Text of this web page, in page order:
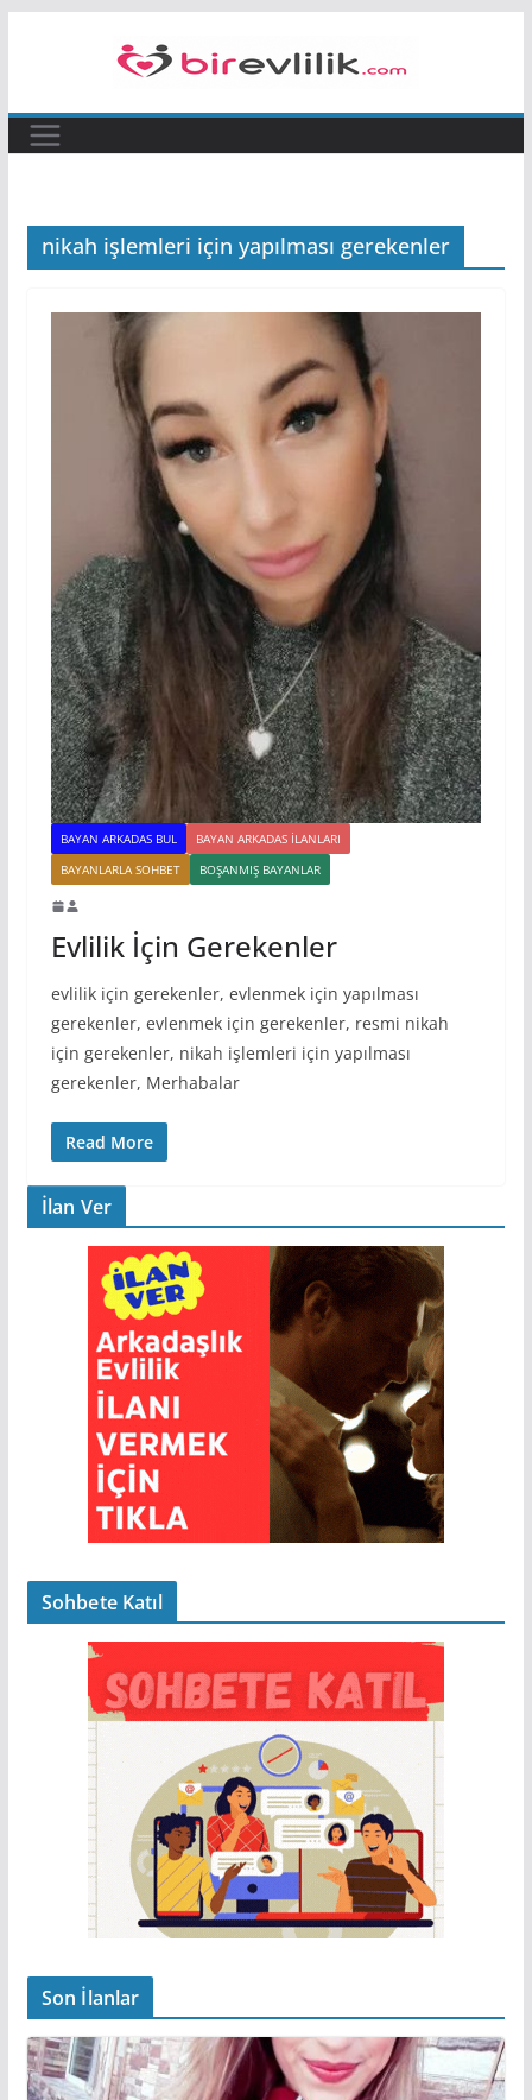
nikah işlemleri için yapılması gerekenler
BAYAN ARKADAS BUL
BAYAN ARKADAS ILANLARI
BAYANLARLA SOHBET
BOŞANMIŞ BAYANLAR
Evlilik İçin Gerekenler
evlilik için gerekenler, evlenmek için yapılması
gerekenler, evlenmek için gerekenler, resmi nikah
için gerekenler, nikah işlemleri için yapılması
gerekenler, Merhabalar
Read More
İlan Ver
Sohbete Katıl
Son İlanlar